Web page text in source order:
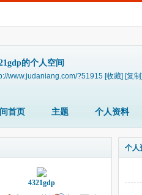
的个人空间
www.judaniang.com/?51915 [收藏] [复
首页 主题 个人资料
4321gdp
个人